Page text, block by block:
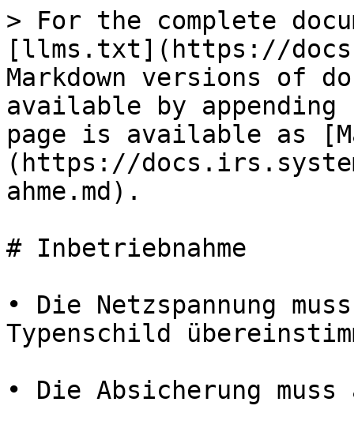
> For the complete
[llms.txt](https://
Markdown versions of
available by
page is available as
(https://
ahme.md).
# Inbetriebnahme
• Die Netzspannung
Typenschild
• Die Absicherung